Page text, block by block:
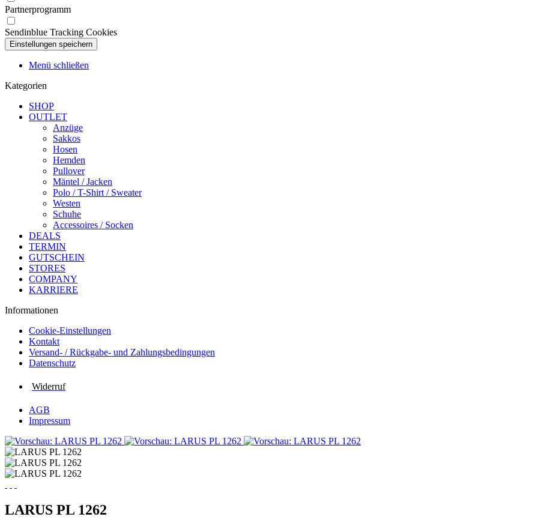
Partnerprogramm
Sendinblue Tracking Cookies
Menü schließen
Kategorien
SHOP
OUTLET
Anzüge
Sakkos
Hosen
Hemden
Pullover
Mäntel / Jacken
Polo / T-Shirt / Sweater
Westen
Schuhe
Accessoires / Socken
DEALS
TERMIN
GUTSCHEIN
STORES
COMPANY
KARRIERE
Informationen
Cookie-Einstellungen
Kontakt
Versand- / Rückgabe- und Zahlungs­bedingungen
Datenschutz
Widerruf
AGB
Impressum
LARUS PL 1262